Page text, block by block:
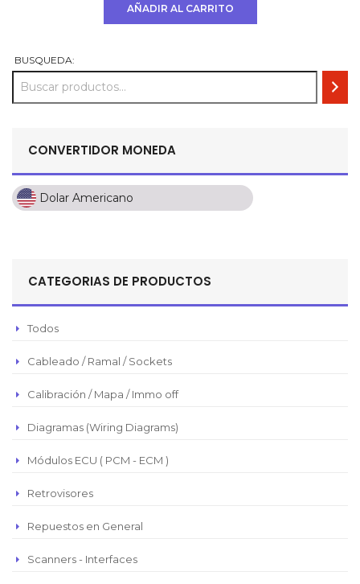
AÑADIR AL CARRITO
BUSQUEDA:
CONVERTIDOR MONEDA
Dolar Americano
Dolar Americano
Pesos Mexicanos
Euro
Real Brasilero
CATEGORIAS DE PRODUCTOS
Todos
Cableado / Ramal / Sockets
Calibración / Mapa / Immo off
Diagramas (Wiring Diagrams)
Módulos ECU ( PCM - ECM )
Retrovisores
Repuestos en General
Scanners - Interfaces